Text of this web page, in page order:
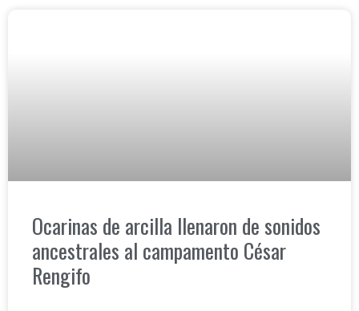
Ocarinas de arcilla llenaron de sonidos
ancestrales al campamento César
Rengifo